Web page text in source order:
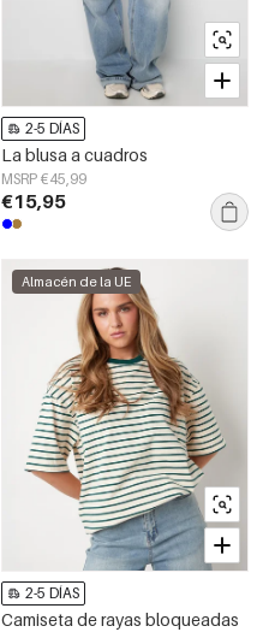
2-5 DÍAS
La blusa a cuadros
MSRP €45,99
€15,95
Almacén de la UE
2-5 DÍAS
Camiseta de rayas bloqueadas